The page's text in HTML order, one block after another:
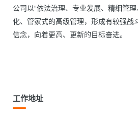
公司以“依法治理、专业发展、精细管
化、管家式的高级管理，形成有较强
信念，向着更高、更新的目标奋进。
工作地址